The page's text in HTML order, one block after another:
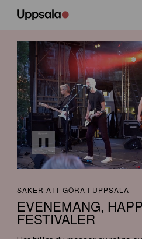
SAKER ATT GÖRA I UPPSALA
EVENEMANG,
FESTIVALER